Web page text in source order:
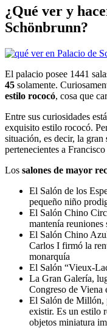
¿Qué ver y
Schönbrunn?
El palacio posee 1441
45 solamente.
estilo rococó, cosa que
Entre sus curiosidades
exquisito estilo rococó.
situación, es decir, la gran
pertenecientes a
Los salones de mayor
El Salón de los
pequeño niño
El Salón Chino
mantenía reuniones
El Salón Chino
Carlos I firmó la
monarquía
El Salón “Vieux-
La Gran Galería,
Congreso de Viena
El Salón de Millón,
existir. Es un estilo
objetos miniatura